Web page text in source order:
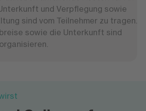
und Verpflegung sowie
sind vom Teilnehmer zu tragen.
sowie die Unterkunft sind